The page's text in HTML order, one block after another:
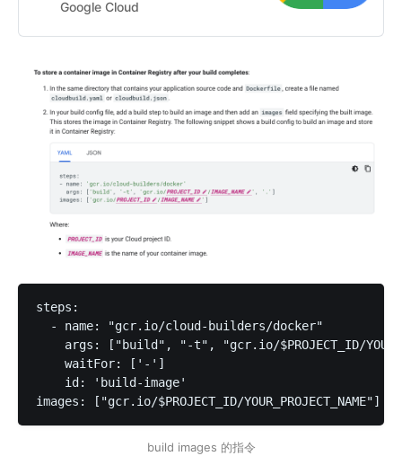
Google Cloud
steps:
  - name: "gcr.io/cloud-builders/docker"
args: ["build", "-t", "gcr.io/$PROJECT_ID/
    waitFor: ['-']
    id: 'build-image'
images: ["gcr.io/$PROJECT_ID/YOUR_PROJECT_NAME"]
build images 的指令